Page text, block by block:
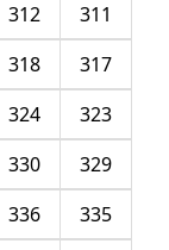
311
312
317
318
323
324
329
330
335
336